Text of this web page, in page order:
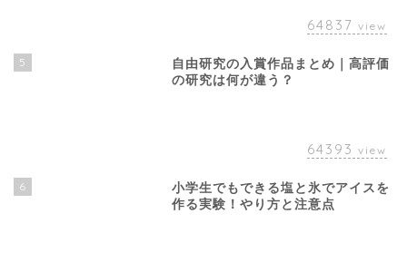
64837 view
5
自由研究の入賞作品まとめ｜高評価
の研究は何が違う？
64393 view
6
小学生でもできる塩と氷でアイスを
作る実験！やり方と注意点